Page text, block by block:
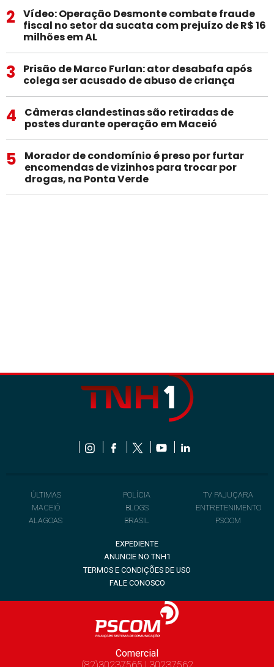
2
Vídeo: Operação Desmonte combate fraude
fiscal no setor da sucata com prejuízo de R$ 16
milhões em AL
3
Prisão de Marco Furlan: ator desabafa após
colega ser acusado de abuso de criança
4
Câmeras clandestinas são retiradas de
postes durante operação em Maceió
5
Morador de condomínio é preso por furtar
encomendas de vizinhos para trocar por
drogas, na Ponta Verde
ÚLTIMAS
MACEIÓ
ALAGOAS
POLÍCIA
BLOGS
BRASIL
TV PAJUÇARA
ENTRETENIMENTO
PSCOM
EXPEDIENTE
ANUNCIE NO TNH1
TERMOS E CONDIÇÕES DE USO
FALE CONOSCO
Comercial